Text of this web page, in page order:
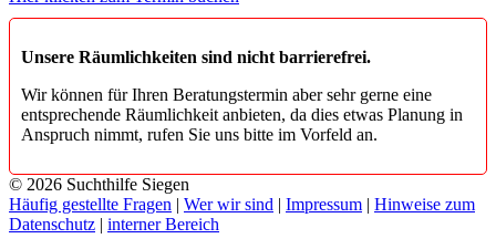
Unsere Räumlichkeiten sind nicht barrierefrei.
Wir können für Ihren Beratungstermin aber sehr gerne eine
entsprechende Räumlichkeit anbieten, da dies etwas Planung in
Anspruch nimmt, rufen Sie uns bitte im Vorfeld an.
© 2026 Suchthilfe Siegen
Häufig gestellte Fragen | Wer wir sind | Impressum | Hinweise zum
Datenschutz | interner Bereich